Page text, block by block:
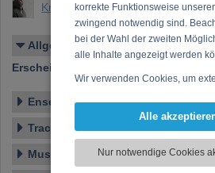
korrekte Funktionsweise
zwingend notwendig sind.
bei der Wahl der zweiten
alle Inhalte angezeigt werden
Wir verwenden Cookies, um
Funktionen für soziale Medien
zu analysieren. Dabei werden
Informationen zu Ihrer
Alle
Nur notwendige Cookies
Knoll, Johannes Maria
Allgemeines
Erscheinen bei:
Ensemble
Tracklist
Musikstil